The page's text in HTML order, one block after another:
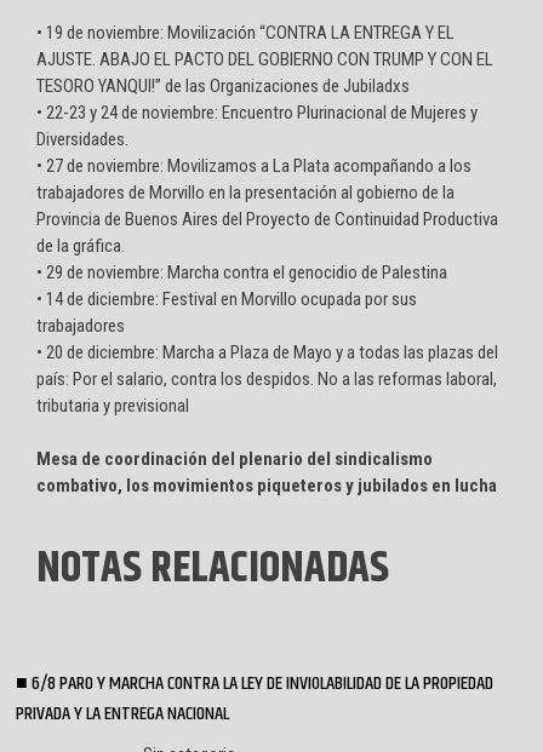
• 19 de noviembre: Movilización “CONTRA LA ENTREGA Y EL
AJUSTE. ABAJO EL PACTO DEL GOBIERNO CON TRUMP Y CON EL
TESORO YANQUI!” de las Organizaciones de Jubiladxs
• 22-23 y 24 de noviembre: Encuentro Plurinacional de Mujeres y
Diversidades.
• 27 de noviembre: Movilizamos a La Plata acompañando a los
trabajadores de Morvillo en la presentación al gobierno de la
Provincia de Buenos Aires del Proyecto de Continuidad Productiva
de la gráfica.
• 29 de noviembre: Marcha contra el genocidio de Palestina
• 14 de diciembre: Festival en Morvillo ocupada por sus
trabajadores
• 20 de diciembre: Marcha a Plaza de Mayo y a todas las plazas del
país: Por el salario, contra los despidos. No a las reformas laboral,
tributaria y previsional
Mesa de coordinación del plenario del sindicalismo
combativo, los movimientos piqueteros y jubilados en lucha
NOTAS RELACIONADAS
6/8 PARO Y MARCHA CONTRA LA LEY DE INVIOLABILIDAD DE LA PROPIEDAD
PRIVADA Y LA ENTREGA NACIONAL